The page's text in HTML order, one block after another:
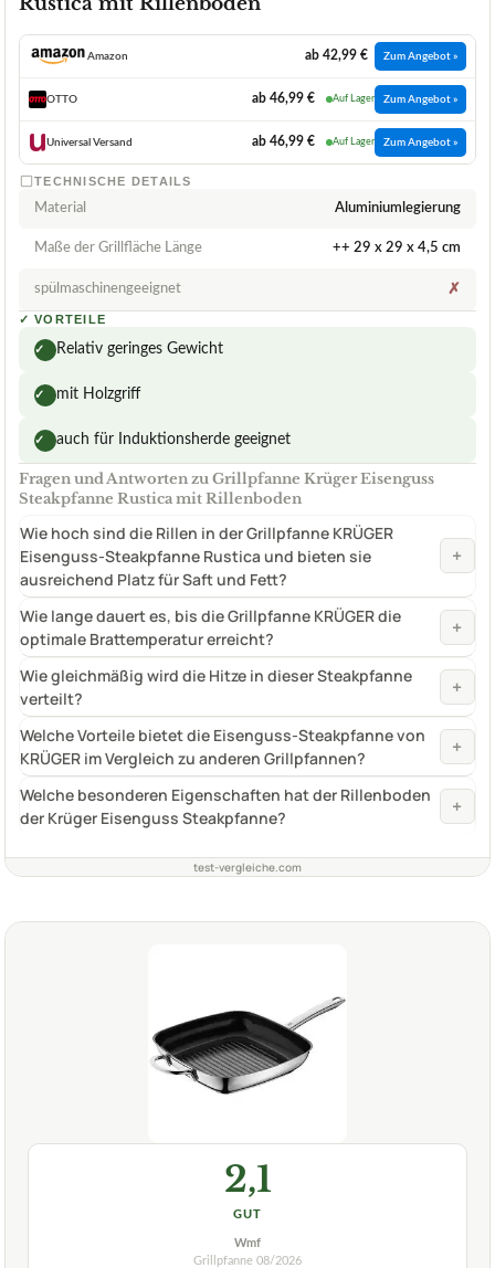
Amazon ab 42,99 € Zum Angebot »
OTTO ab 46,99 € Auf Lager Zum Angebot »
Universal Versand ab 46,99 € Auf Lager Zum Angebot »
TECHNISCHE DETAILS
Material Aluminiumlegierung
Maße der Grillfläche Länge ++ 29 x 29 x 4,5 cm
spülmaschinengeeignet ✗
✓ VORTEILE
✓ Relativ geringes Gewicht
✓ mit Holzgriff
✓ auch für Induktionsherde geeignet
Fragen und Antworten zu Grillpfanne Krüger Eisenguss
Steakpfanne Rustica mit Rillenboden
Wie hoch sind die Rillen in der Grillpfanne KRÜGER
Eisenguss-Steakpfanne Rustica und bieten sie
ausreichend Platz für Saft und Fett?
+
Wie lange dauert es, bis die Grillpfanne KRÜGER die
optimale Brattemperatur erreicht?
+
Wie gleichmäßig wird die Hitze in dieser Steakpfanne
verteilt?
+
Welche Vorteile bietet die Eisenguss-Steakpfanne von
KRÜGER im Vergleich zu anderen Grillpfannen?
+
Welche besonderen Eigenschaften hat der Rillenboden
der Krüger Eisenguss Steakpfanne?
+
test-vergleiche.com
2,1
GUT
Wmf
Grillpfanne 08/2026